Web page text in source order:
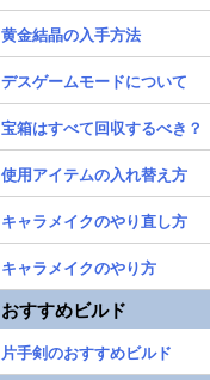
黄金結晶の入手方法
デスゲームモードについて
宝箱はすべて回収するべき？
使用アイテムの入れ替え方
キャラメイクのやり直し方
キャラメイクのやり方
おすすめビルド
片手剣のおすすめビルド